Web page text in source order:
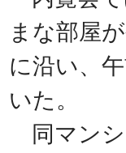
まな部屋
に沿い、
いた。
同マンシ